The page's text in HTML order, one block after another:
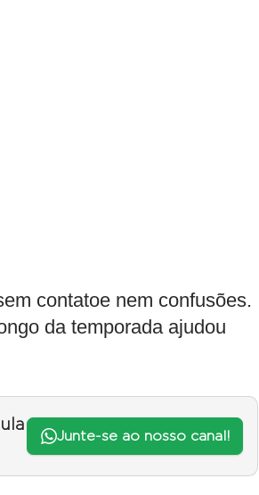
contatoe nem confusões.
da temporada ajudou
Junte-se ao nosso canal!